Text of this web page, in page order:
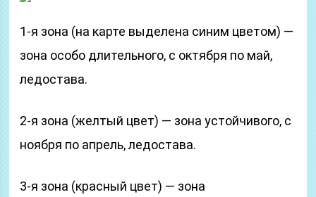
1-я зона (на карте выделена синим цветом) —
зона особо длительного, с октября по май,
ледостава.
2-я зона (желтый цвет) — зона устойчивого, с
ноября по апрель, ледостава.
3-я зона (красный цвет) — зона